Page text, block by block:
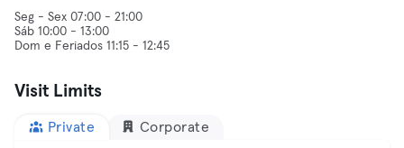
Seg - Sex 07:00 - 21:00
Sáb 10:00 - 13:00
Dom e Feriados 11:15 - 12:45
Visit Limits
Private Corporate